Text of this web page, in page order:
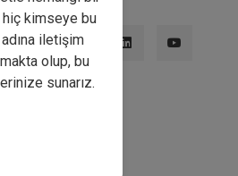
kimseye bu
iletişim
olup, bu
sunarız.